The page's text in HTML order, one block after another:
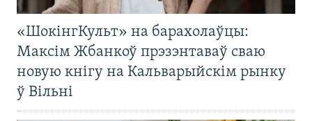
«ШокінгКульт» на барахолаўцы:
Максім Жбанкоў прэзэнтаваў сваю
новую кнігу на Кальварыйскім рынку
ў Вільні